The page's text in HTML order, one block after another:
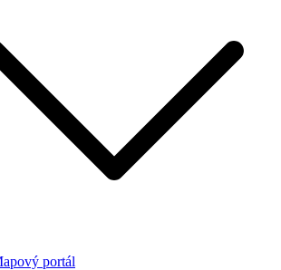
portál